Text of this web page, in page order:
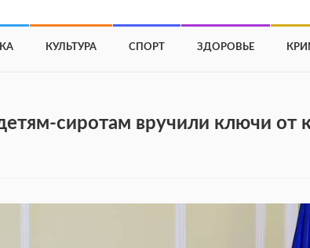
КУЛЬТУРА СПОРТ ЗДОРОВЬЕ
сиротам вручили ключи от